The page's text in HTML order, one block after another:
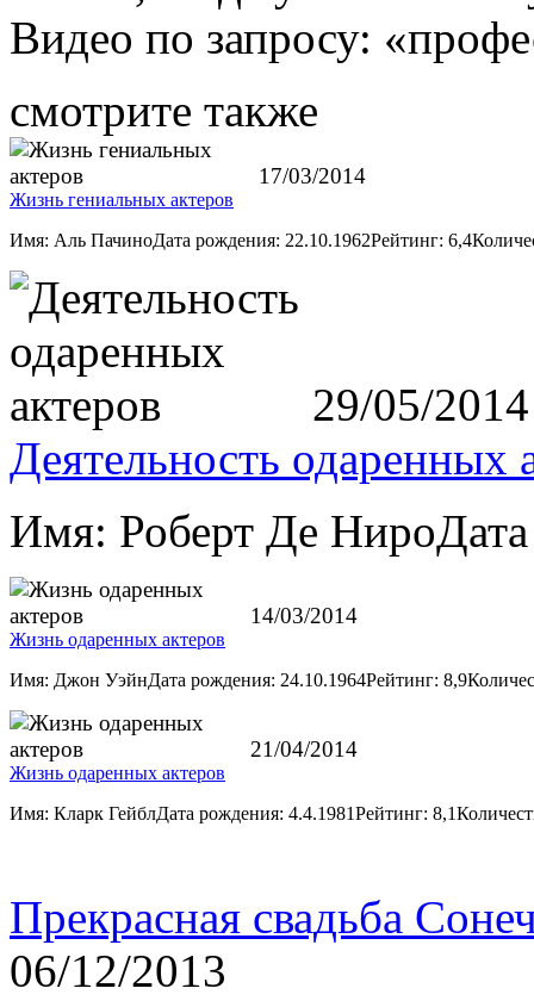
Видео по запросу:
смотрите также
17/03/2014
Жизнь гениальных актеров
Имя: Аль ПачиноДата рождения: 22.10.1962Рейтинг:
29/05/2014
Деятельность одаренных
Имя: Роберт Де НироДата
14/03/2014
Жизнь одаренных актеров
Имя: Джон УэйнДата рождения: 24.10.1964Рейтинг:
21/04/2014
Жизнь одаренных актеров
Имя: Кларк ГейблДата рождения: 4.4.1981Рейтинг:
Прекрасная свадьба
06/12/2013